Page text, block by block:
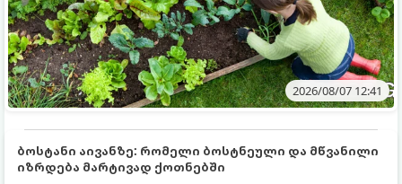
2026/08/07 12:41
ბოსტანი აივანზე: რომელი ბოსტნეული და მწვანილი
იზრდება მარტივად ქოთნებში